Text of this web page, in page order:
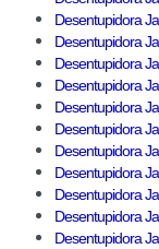
Desentupidora
Desentupidora
Desentupidora
Desentupidora
Desentupidora
Desentupidora
Desentupidora
Desentupidora
Desentupidora
Desentupidora
Desentupidora